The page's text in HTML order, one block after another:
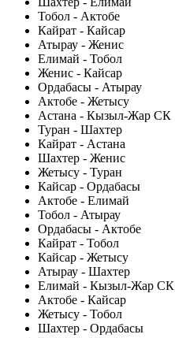
Тобол - Актобе
Кайрат - Кайсар
Атырау - Женис
Елимай - Тобол
Женис - Кайсар
Ордабасы - Атырау
Актобе - Жетысу
Астана - Кызыл-Жар СК
Туран - Шахтер
Кайрат - Астана
Шахтер - Женис
Жетысу - Туран
Кайсар - Ордабасы
Актобе - Елимай
Тобол - Атырау
Ордабасы - Актобе
Кайрат - Тобол
Кайсар - Жетысу
Атырау - Шахтер
Елимай - Кызыл-Жар СК
Актобе - Кайсар
Жетысу - Тобол
Шахтер - Ордабасы